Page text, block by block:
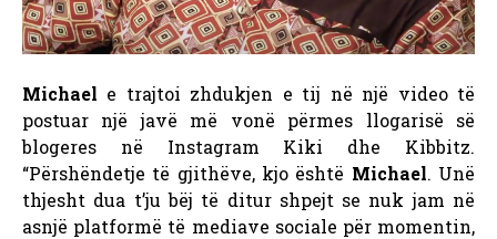
Michael e trajtoi zhdukjen e tij në një video të
postuar një javë më vonë përmes llogarisë së
blogeres në Instagram Kiki dhe Kibbitz.
“Përshëndetje të gjithëve, kjo është Michael. Unë
thjesht dua t’ju bëj të ditur shpejt se nuk jam në
asnjë platformë të mediave sociale për momentin,